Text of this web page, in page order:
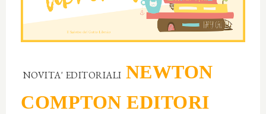
NOVITA' EDITORIALI NEWTON
COMPTON EDITORI